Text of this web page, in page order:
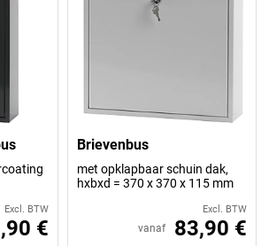
Excl. BTW
€
Brievenbus
met opklapbaar schuin dak,
hxbxd = 370 x 370 x 115 mm
Excl. BTW
vanaf 83,90 €